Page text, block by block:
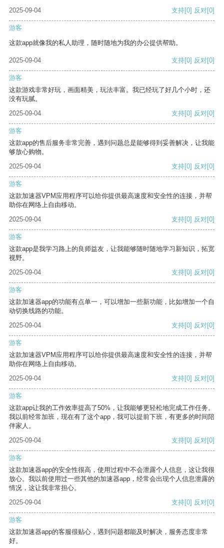
2025-09-04 支持[0] 反对[0]
游客
这款app就像我的私人助理，随时随地为我的办公提供帮助。
2025-09-04 支持[0] 反对[0]
游客
这款游戏非常好玩，画面精美，玩法丰富。我已经玩了好几个小时，还
没有玩腻。
2025-09-04
支持[0] 反对[0]
游客
这款app的售后服务非常完善，遇到问题总是能够得到妥善解决，让我能
够放心购物。
2025-09-04
支持[0] 反对[0]
游客
这款加速器VPM应用程序可以给你提供最高速度和安全性的连接，并帮
助你在网络上自由移动。
2025-09-04
支持[0] 反对[0]
游客
这款app是我学习路上的良师益友，让我能够随时随地学习新知识，拓宽
视野。
2025-09-04
支持[0] 反对[0]
游客
这款加速器app的功能有点单一，可以增加一些新功能，比如增加一个自
动切换线路的功能。
2025-09-04
支持[0] 反对[0]
游客
这款加速器VPM应用程序可以给你提供最高速度和安全性的连接，并帮
助你在网络上自由移动。
2025-09-04
支持[0] 反对[0]
游客
这款app让我的工作效率提高了50%，让我能够更轻松地完成工作任务。
我以前经常加班，现在有了这个app，我可以提前下班，有更多的时间陪
伴家人。
2025-09-04
支持[0] 反对[0]
游客
这款加速器app的安全性很高，使用过程中不会泄露个人信息，这让我很
放心。我以前使用过一些其他的加速器app，经常会出现个人信息泄露的
情况，这让我非常担心。
2025-09-04
支持[0] 反对[0]
游客
这款加速器app的客服很贴心，遇到问题都能及时解决，服务态度非常
好。